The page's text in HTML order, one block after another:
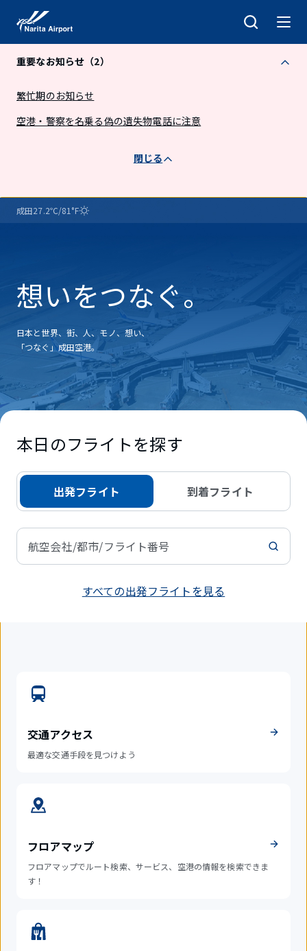
重要なお知らせ（2）
繁忙期のお知らせ
空港・警察を名乗る偽の遺失物電話に注意
閉じる
成 成田
気
27.2℃/81°F
天
想いをつなぐ。
日本と世界、街、人、モノ、想い、
「つなぐ」成田空港。
本日のフライトを探す
出発フライト 到着フライト
航空会社/都市/フライト番号
すべての出発フライトを見る
交通アクセス
最適な交通手段を見つけよう
フロアマップ
フロアマップでルート検索、サービス、空港の情報を検索できま
す！